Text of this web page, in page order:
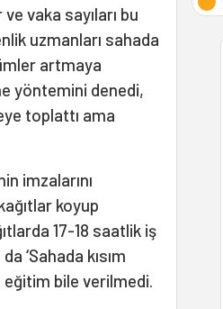
vaka sayıları bu
uzmanları sahada
artmaya
yöntemini denedi,
toplattı ama
imzalarını
koyup
17-18 saatlik iş
‘Sahada kısım
eğitim bile verilmedi.